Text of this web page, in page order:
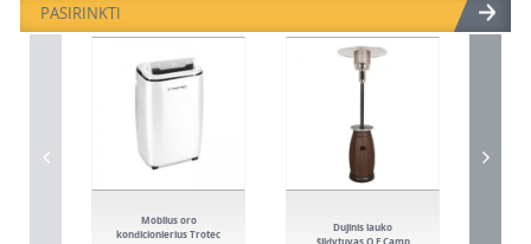
PASIRINKTI
Mobilus oro
kondicionierius Trotec
Dujinis lauko
šildytuvas O.E.Camp